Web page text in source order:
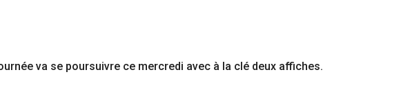
va se poursuivre ce mercredi avec à la clé deux affiches.